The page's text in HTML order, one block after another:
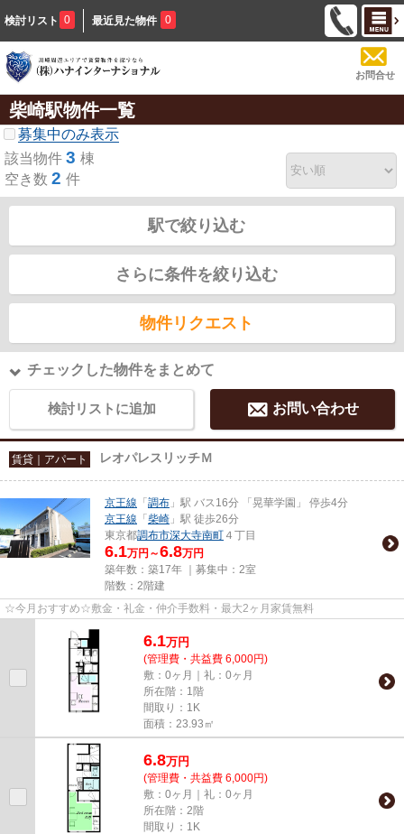
検討リスト 0 最近見た物件 0
お問合せ
柴崎駅物件一覧
募集中のみ表示
該当物件 3 棟
空き数 2 件
駅で絞り込む
さらに条件を絞り込む
物件リクエスト
チェックした物件をまとめて
検討リストに追加 お問い合わせ
賃貸｜アパート レオパレスリッチＭ
京王線 「 調布 」駅 バス16分 「晃華学園」 停歩4分
京王線 「 柴崎 」駅 徒歩26分
東京都調布市深大寺南町 ４丁目
6.1万円～6.8万円
築年数：築17年 ｜募集中： 2室
階数：2階建
☆今月おすすめ☆敷金・礼金・仲介手数料・最大2ヶ月家賃無料
6.1万円
(管理費・共益費 6,000円)
敷：0ヶ月｜礼：0ヶ月
所在階：1階
間取り：1K
面積：23.93㎡
6.8万円
(管理費・共益費 6,000円)
敷：0ヶ月｜礼：0ヶ月
所在階：2階
間取り：1K